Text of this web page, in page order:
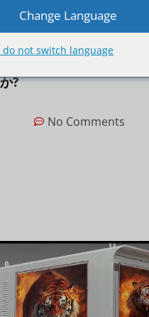
動式トラック LED ディ
?
No Comments
Change Language
do not switch language